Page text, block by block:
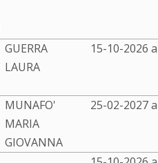
GUERRA
LAURA
15-10-2026
MUNAFO'
MARIA
GIOVANNA
25-02-2027